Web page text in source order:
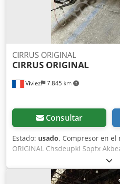
Viviez 7.845 km
CIRRUS ORIGINAL
CIRRUS ORIGINAL
Consultar
Estado: usado, Compresor en el
ORIGINAL Chsdeupki Sopfx